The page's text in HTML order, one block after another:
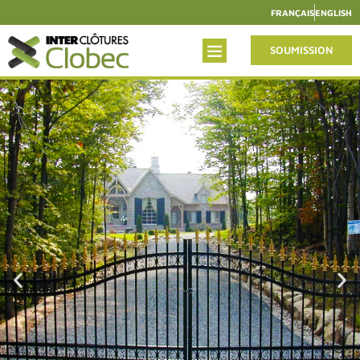
FRANÇAISENGLISH
SOUMISSION